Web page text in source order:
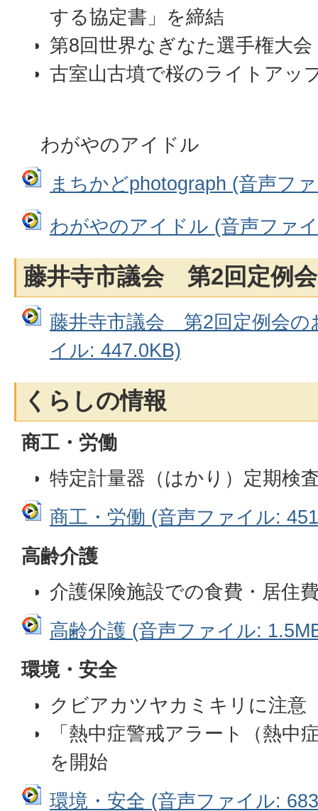
する協定書」を締結
第8回世界なぎなた選手権大
古室山古墳で桜のライトアッ
わがやのアイドル
まちかどphotograph (音声フ
わがやのアイドル (音声ファ
藤井寺市議会 第2回定例
藤井寺市議会 第2回定例会の
イル: 447.0KB)
くらしの情報
商工・労働
特定計量器（はかり）定期検
商工・労働 (音声ファイル:
高齢介護
介護保険施設での食費・居住
高齢介護 (音声ファイル:
環境・安全
クビアカツヤカミキリに注意
「熱中症警戒アラート（熱中
を開始
環境・安全 (音声ファイル: